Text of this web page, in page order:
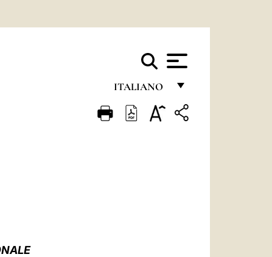
ITALIANO
FRANÇAIS